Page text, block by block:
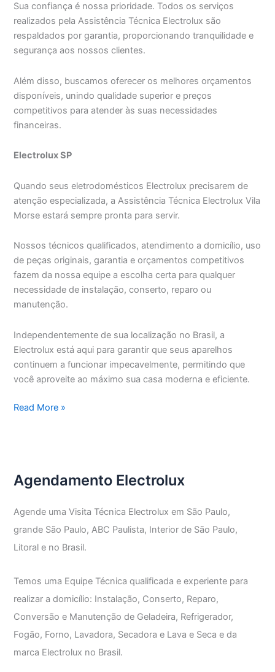
Sua confiança é nossa prioridade. Todos os serviços
realizados pela Assistência Técnica Electrolux são
respaldados por garantia, proporcionando tranquilidade e
segurança aos nossos clientes.
Além disso, buscamos oferecer os melhores orçamentos
disponíveis, unindo qualidade superior e preços
competitivos para atender às suas necessidades
financeiras.
Electrolux SP
Quando seus eletrodomésticos Electrolux precisarem de
atenção especializada, a Assistência Técnica Electrolux Vila
Morse estará sempre pronta para servir.
Nossos técnicos qualificados, atendimento a domicílio, uso
de peças originais, garantia e orçamentos competitivos
fazem da nossa equipe a escolha certa para qualquer
necessidade de instalação, conserto, reparo ou
manutenção.
Independentemente de sua localização no Brasil, a
Electrolux está aqui para garantir que seus aparelhos
continuem a funcionar impecavelmente, permitindo que
você aproveite ao máximo sua casa moderna e eficiente.
Assistência
Read More »
Agendamento Electrolux
Agende uma Visita Técnica Electrolux em São Paulo,
grande São Paulo, ABC Paulista, Interior de São Paulo,
Litoral e no Brasil.
Temos uma Equipe Técnica qualificada e experiente para
realizar a domicílio: Instalação, Conserto, Reparo,
Conversão e Manutenção de Geladeira, Refrigerador,
Fogão, Forno, Lavadora, Secadora e Lava e Seca e da
marca Electrolux no Brasil.